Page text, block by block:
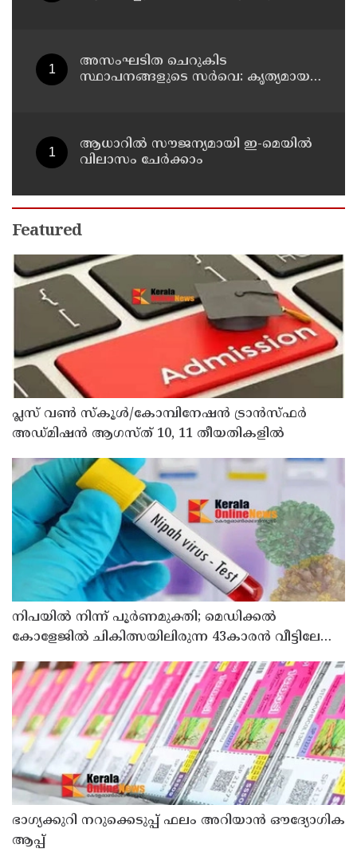
അസംഘടിത ചെറുകിട
സ്ഥാപനങ്ങളുടെ സർവെ: കൃത്യമായ
ആധാറിൽ സൗജന്യമായി ഇ-മെയിൽ
വിലാസം ചേർക്കാം
Featured
പ്ലസ് വൺ സ്‌കൂൾ/കോമ്പിനേഷൻ ട്രാൻസ്ഫർ
അഡ്മിഷൻ ആഗസ്ത് 10, 11 തീയതികളിൽ
നിപയിൽ നിന്ന് പൂർണമുക്തി; മെഡിക്കൽ
കോളേജിൽ ചികിത്സയിലിരുന്ന 43കാരൻ വീട്ടിലേക്ക്
ഭാഗ്യക്കുറി നറുക്കെടുപ്പ് ഫലം അറിയാൻ ഔദ്യോഗിക
ആപ്പ്